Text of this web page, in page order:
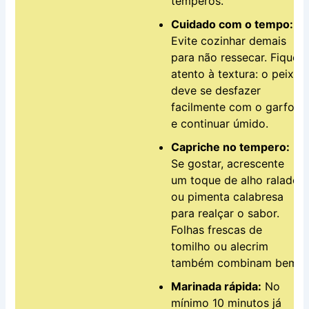
Cuidado com o tempo:
Evite cozinhar demais
para não ressecar. Fique
atento à textura: o peixe
deve se desfazer
facilmente com o garfo
e continuar úmido.
Capriche no tempero:
Se gostar, acrescente
um toque de alho ralado
ou pimenta calabresa
para realçar o sabor.
Folhas frescas de
tomilho ou alecrim
também combinam bem.
Marinada rápida: No
mínimo 10 minutos já